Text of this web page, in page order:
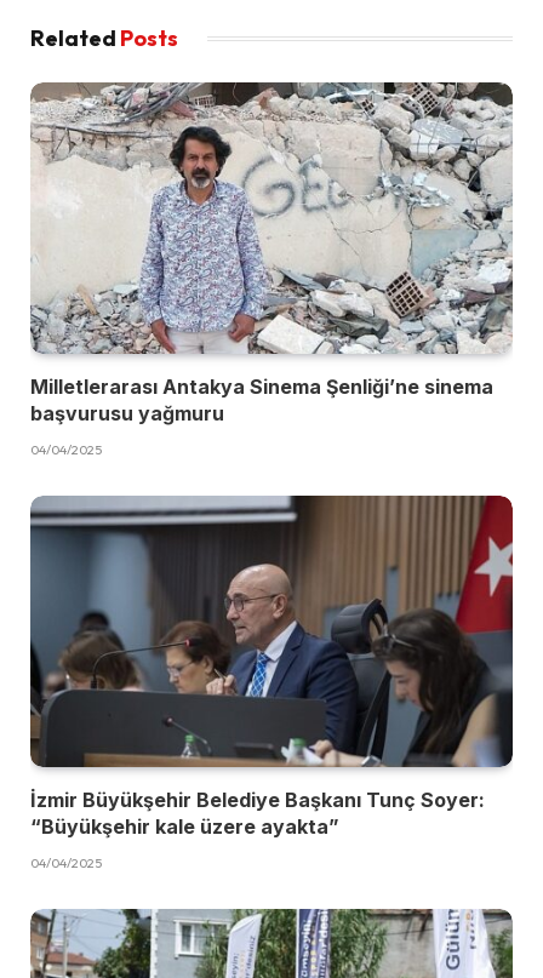
Related Posts
Milletlerarası Antakya Sinema Şenliği’ne sinema
başvurusu yağmuru
04/04/2025
İzmir Büyükşehir Belediye Başkanı Tunç Soyer:
“Büyükşehir kale üzere ayakta”
04/04/2025